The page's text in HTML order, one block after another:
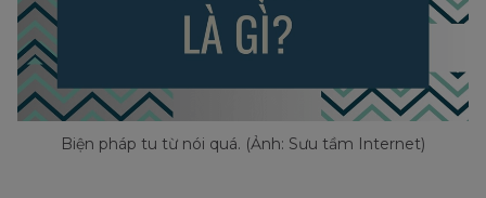
Biện pháp tu từ nói quá. (Ảnh: Sưu tầm Internet)